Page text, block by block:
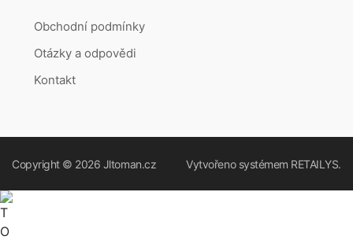
Obchodní podmínky
Otázky a odpovědi
Kontakt
Copyright © 2026 Jltoman.cz Vytvořeno systémem RETAILYS.